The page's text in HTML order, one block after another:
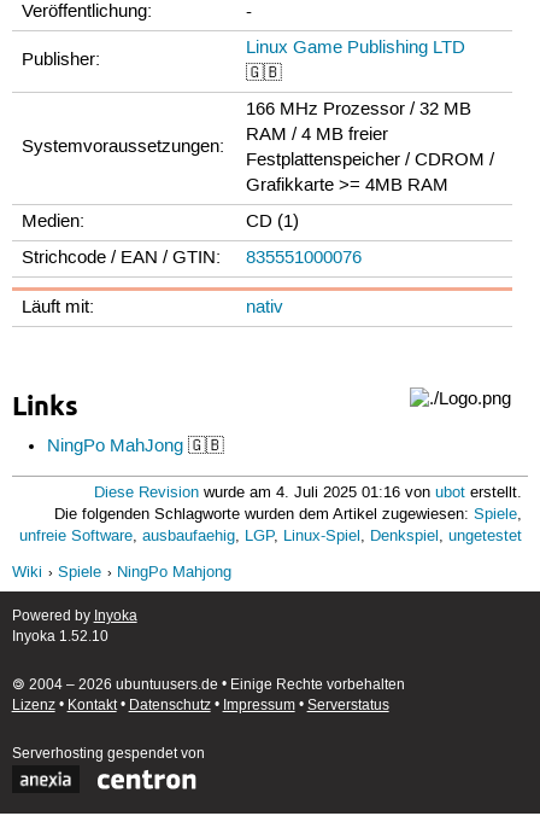
Veröffentlichung:
-
Publisher:
Linux Game Publishing LTD
🇬🇧
Systemvoraussetzungen:
166 MHz Prozessor / 32 MB
RAM / 4 MB freier
Festplattenspeicher / CDROM /
Grafikkarte >= 4MB RAM
Medien:
CD (1)
Strichcode / EAN / GTIN:
835551000076
Läuft mit: nativ
Links
NingPo MahJong 🇬🇧
Diese Revision wurde am 4. Juli 2025 01:16 vonubot erstellt.
Die folgenden Schlagworte wurden dem Artikel zugewiesen:Spiele,
unfreie Software,ausbaufaehig, LGP, Linux-Spiel , Denkspiel ,ungetestet
Wiki
Spiele NingPo Mahjong
Powered by Inyoka
Inyoka 1.52.10
🄯 2004 – 2026 ubuntuusers.de • Einige Rechte vorbehalten
Lizenz• Kontakt• Datenschutz• Impressum• Serverstatus
Serverhosting gespendet von